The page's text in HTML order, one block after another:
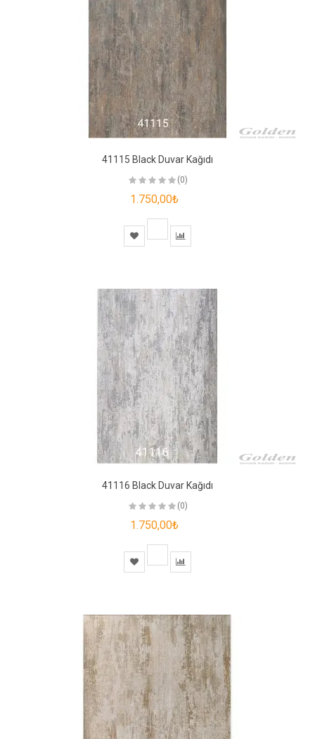
41115 Black Duvar Kağıdı
(0)
1.750,00₺
41116 Black Duvar Kağıdı
(0)
1.750,00₺